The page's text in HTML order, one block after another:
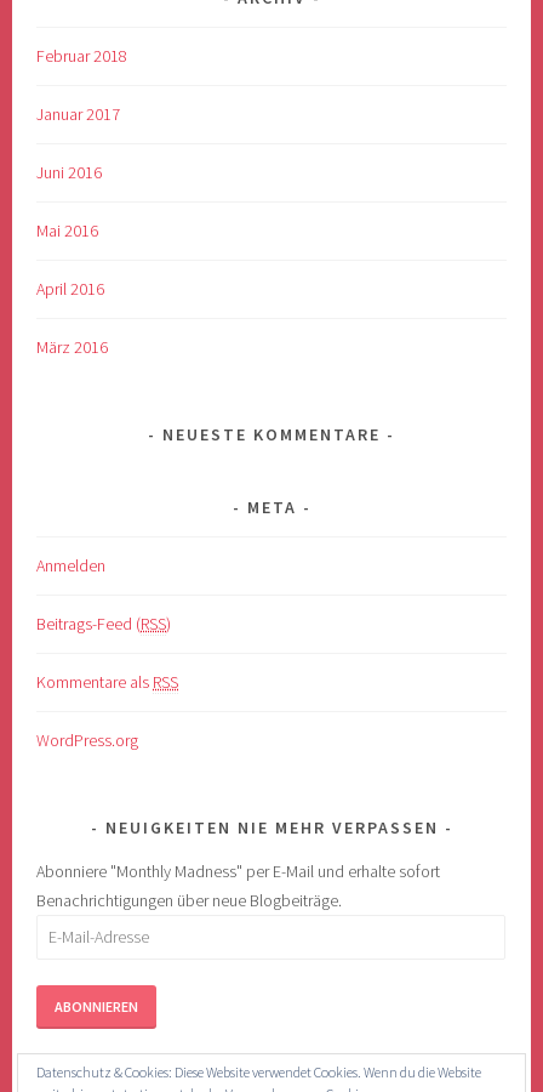
Februar 2018
Januar 2017
Juni 2016
Mai 2016
April 2016
März 2016
NEUESTE KOMMENTARE
META
Anmelden
Beitrags-Feed (RSS)
Kommentare als RSS
WordPress.org
NEUIGKEITEN NIE MEHR VERPASSEN
Abonniere "Monthly Madness" per E-Mail und erhalte sofort
Benachrichtigungen über neue Blogbeiträge.
E-
Adresse
Datenschutz & Cookies: Diese Website verwendet Cookies. Wenn du die Website